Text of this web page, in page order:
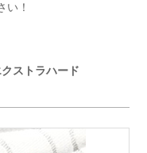
い！
ストラハード